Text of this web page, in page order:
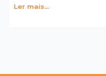
Ler mais...